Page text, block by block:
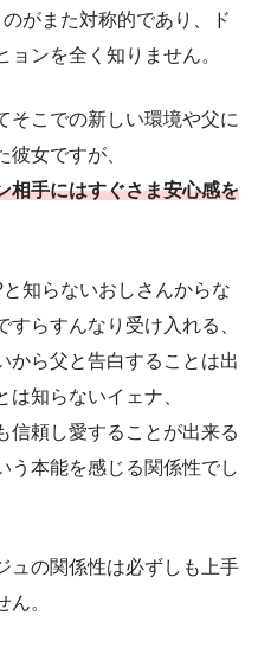
がまた対称的であり、ド
ンを全く知りません。
そこでの新しい環境や父に
彼女ですが、
相手にはすぐさま安心感を
知らないおしさんからな
らすんなり受け入れる、
から父と告白することは出
知らないイェナ、
信頼し愛することが出来る
う本能を感じる関係性でし
ュの関係性は必ずしも上手
。